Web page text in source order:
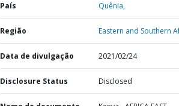
País Quênia,
Região Eastern and Southern
Data de divulgação 2021/02/24
Disclosure Status Disclosed